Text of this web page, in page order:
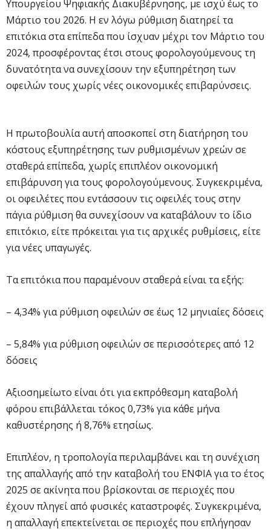
Υπουργείου Ψηφιακής Διακυβέρνησης, με ισχύ έως το
Μάρτιο του 2026. Η εν λόγω ρύθμιση διατηρεί τα
επιτόκια στα επίπεδα που ίσχυαν μέχρι τον Μάρτιο του
2024, προσφέροντας έτσι στους φορολογούμενους τη
δυνατότητα να συνεχίσουν την εξυπηρέτηση των
οφειλών τους χωρίς νέες οικονομικές επιβαρύνσεις.
Η πρωτοβουλία αυτή αποσκοπεί στη διατήρηση του
κόστους εξυπηρέτησης των ρυθμισμένων χρεών σε
σταθερά επίπεδα, χωρίς επιπλέον οικονομική
επιβάρυνση για τους φορολογούμενους. Συγκεκριμένα,
οι οφειλέτες που εντάσσουν τις οφειλές τους στην
πάγια ρύθμιση θα συνεχίσουν να καταβάλουν το ίδιο
επιτόκιο, είτε πρόκειται για τις αρχικές ρυθμίσεις, είτε
για νέες υπαγωγές.
Τα επιτόκια που παραμένουν σταθερά είναι τα εξής:
– 4,34% για ρύθμιση οφειλών σε έως 12 μηνιαίες δόσεις
– 5,84% για ρύθμιση οφειλών σε περισσότερες από 12
δόσεις
Αξιοσημείωτο είναι ότι για εκπρόθεσμη καταβολή
φόρου επιβάλλεται τόκος 0,73% για κάθε μήνα
καθυστέρησης ή 8,76% ετησίως.
Επιπλέον, η τροπολογία περιλαμβάνει και τη συνέχιση
της απαλλαγής από την καταβολή του ΕΝΦΙΑ για το έτος
2025 σε ακίνητα που βρίσκονται σε περιοχές που
έχουν πληγεί από φυσικές καταστροφές. Συγκεκριμένα,
η απαλλαγή επεκτείνεται σε περιοχές που επλήγησαν